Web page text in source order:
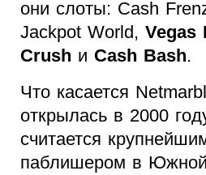
они слоты: Cash
Jackpot World, Vegas
Crush и Cash Bash.
Что касается
открылась в 2000
считается
паблишером в